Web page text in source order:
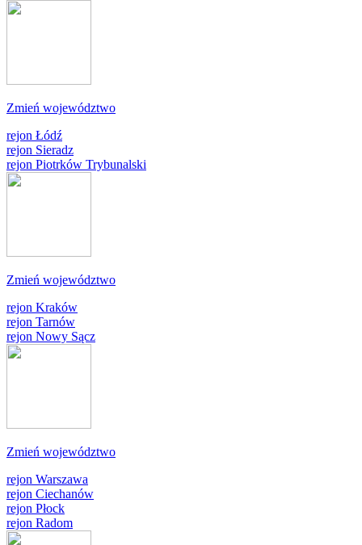
Zmień województwo
rejon Łódź
rejon Sieradz
rejon Piotrków Trybunalski
Zmień województwo
rejon Kraków
rejon Tarnów
rejon Nowy Sącz
Zmień województwo
rejon Warszawa
rejon Ciechanów
rejon Płock
rejon Radom